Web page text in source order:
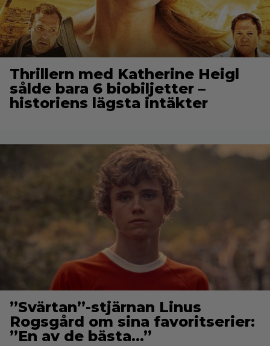
Thrillern med Katherine Heigl
sålde bara 6 biobiljetter –
historiens lägsta intäkter
”Svärtan”-stjärnan Linus
Rogsgård om sina favoritserier:
”En av de bästa…”